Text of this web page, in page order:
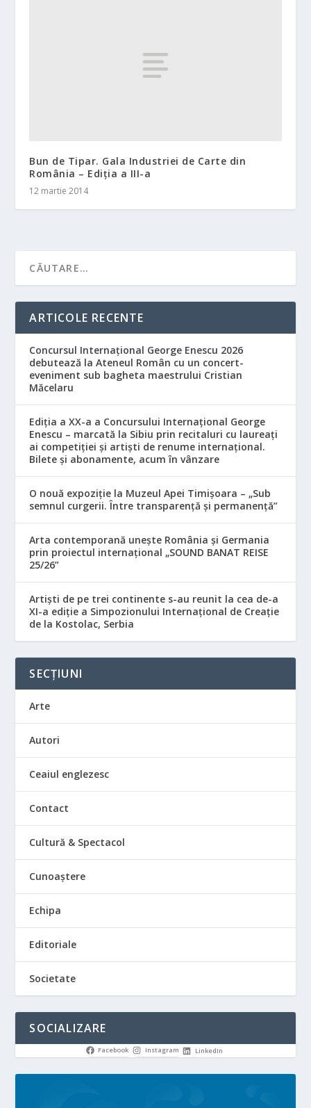
Bun de Tipar. Gala Industriei de Carte din
România – Ediţia a III-a
12 martie 2014
ARTICOLE RECENTE
Concursul Internațional George Enescu 2026
debutează la Ateneul Român cu un concert-
eveniment sub bagheta maestrului Cristian
Măcelaru
Ediția a XX-a a Concursului Internațional George
Enescu – marcată la Sibiu prin recitaluri cu laureați
ai competiției și artiști de renume internațional.
Bilete și abonamente, acum în vânzare
O nouă expoziție la Muzeul Apei Timișoara – „Sub
semnul curgerii. Între transparență și permanență”
Arta contemporană unește România și Germania
prin proiectul internațional „SOUND BANAT REISE
25/26”
Artiști de pe trei continente s-au reunit la cea de-a
XI-a ediție a Simpozionului Internațional de Creație
de la Kostolac, Serbia
SECȚIUNI
Arte
Autori
Ceaiul englezesc
Contact
Cultură & Spectacol
Cunoaștere
Echipa
Editoriale
Societate
SOCIALIZARE
Facebook Instagram LinkedIn